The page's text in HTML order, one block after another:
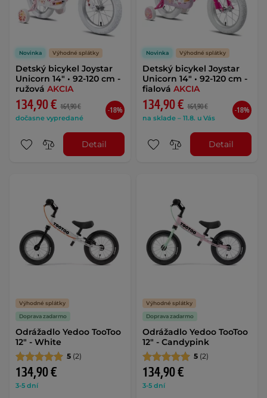
Novinka Výhodné splátky
Detský bicykel Joystar
Unicorn 14" • 92-120 cm -
ružová AKCIA
134,90 € 164,90 €
dočasne vypredané
-18%
Detail
Novinka Výhodné splátky
Detský bicykel Joystar
Unicorn 14" • 92-120 cm -
fialová AKCIA
134,90 € 164,90 €
na sklade – 11.8. u Vás
-18%
Detail
Výhodné splátky
Doprava zadarmo
Odrážadlo Yedoo TooToo
12" - White
5 (2)
134,90 €
3-5 dní
Výhodné splátky
Doprava zadarmo
Odrážadlo Yedoo TooToo
12" - Candypink
5 (2)
134,90 €
3-5 dní